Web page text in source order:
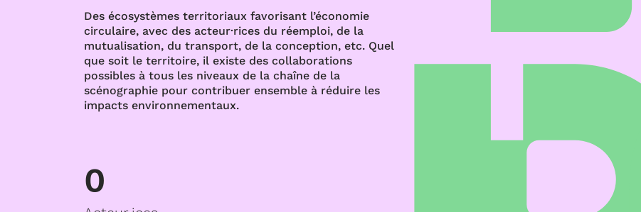
Des écosystèmes territoriaux favorisant l’économie
circulaire, avec des acteur·rices du réemploi, de la
mutualisation, du transport, de la conception, etc. Quel
que soit le territoire, il existe des collaborations
possibles à tous les niveaux de la chaîne de la
scénographie pour contribuer ensemble à réduire les
impacts environnementaux.
0